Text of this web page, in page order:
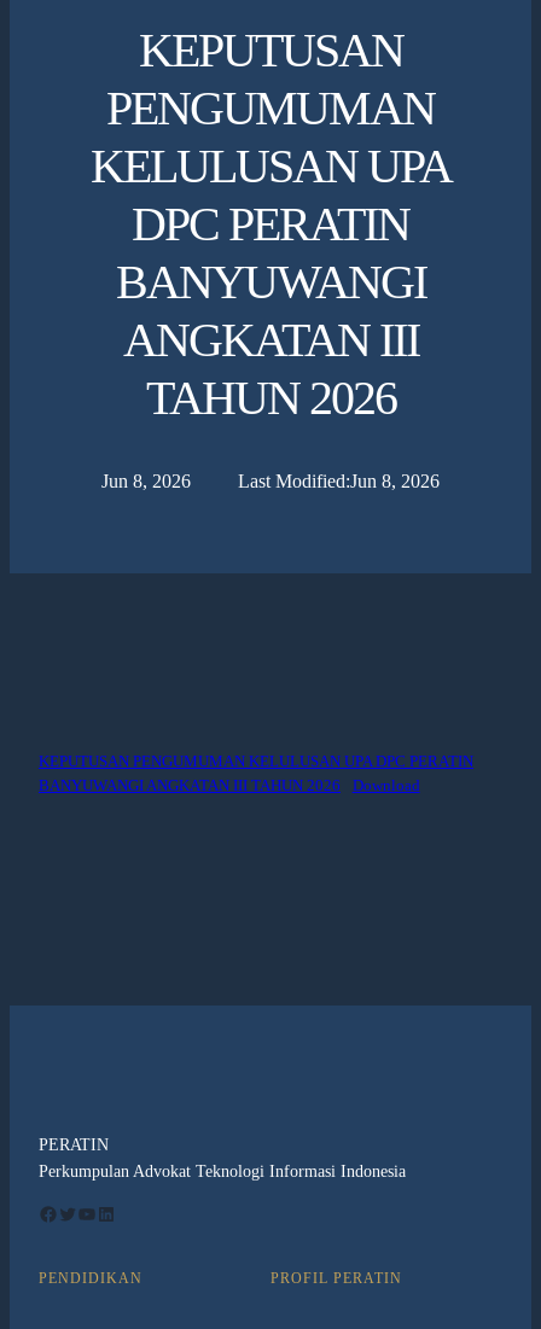
KEPUTUSAN
PENGUMUMAN
KELULUSAN UPA
DPC PERATIN
BANYUWANGI
ANGKATAN III
TAHUN 2026
Jun 8, 2026 Last Modified:Jun 8, 2026
KEPUTUSAN PENGUMUMAN KELULUSAN UPA DPC PERATIN
BANYUWANGI ANGKATAN III TAHUN 2026
Download
PERATIN
Perkumpulan Advokat Teknologi Informasi Indonesia
Facebook Twitter YouTube LinkedIn
PENDIDIKAN PROFIL PERATIN